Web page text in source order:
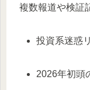
複数報道や検証
投資系迷惑
2026年初頭